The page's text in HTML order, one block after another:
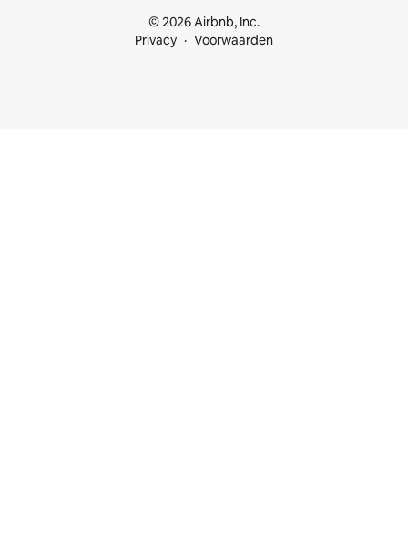
© 2026 Airbnb, Inc.
Privacy
Voorwaarden